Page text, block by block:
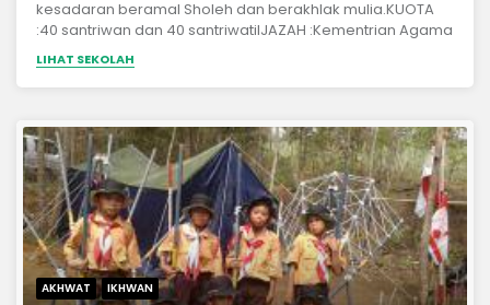
kesadaran beramal Sholeh dan berakhlak mulia.KUOTA
:40 santriwan dan 40 santriwatiIJAZAH :Kementrian Agama
RIIjazah Pondok PesantrenIjazah Tahfidz Al qur'an
LIHAT SEKOLAH
AKHWAT IKHWAN